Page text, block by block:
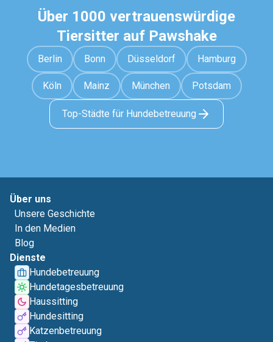
Über 1000 vertrauenswürdige
Tiersitter auf Pawshake
Berlin Bonn Düsseldorf Hamburg
Köln Mainz München Potsdam
Top-Städte für Hundebetreuung
Über uns
Unsere Geschichte
In den Medien
Blog
Dienste
Hundebetreuung
Hundetagesbetreuung
Haussitting
Hundesitting
Katzenbetreuung